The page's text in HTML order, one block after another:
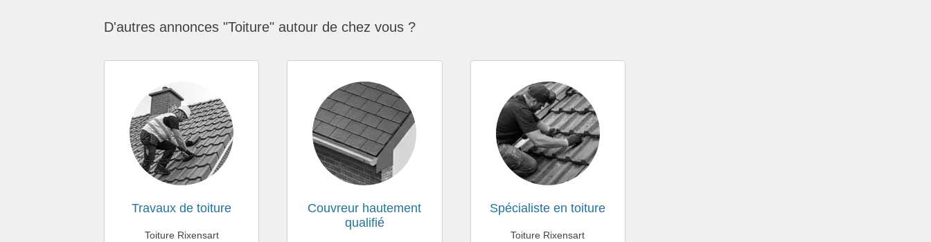
D'autres annonces "Toiture" autour de chez vous ?
Travaux de toiture
Toiture Rixensart
Couvreur hautement
qualifié
Spécialiste en toiture
Toiture Rixensart